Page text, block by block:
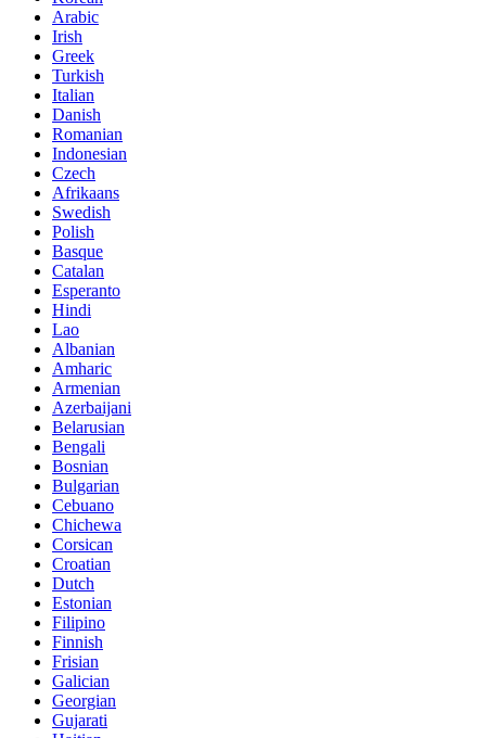
Arabic
Irish
Greek
Turkish
Italian
Danish
Romanian
Indonesian
Czech
Afrikaans
Swedish
Polish
Basque
Catalan
Esperanto
Hindi
Lao
Albanian
Amharic
Armenian
Azerbaijani
Belarusian
Bengali
Bosnian
Bulgarian
Cebuano
Chichewa
Corsican
Croatian
Dutch
Estonian
Filipino
Finnish
Frisian
Galician
Georgian
Gujarati